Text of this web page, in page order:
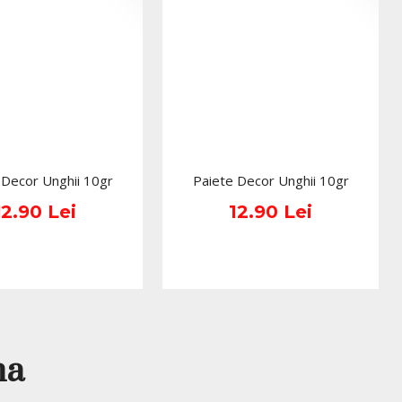
delicat și pregătește patul unghial pentru o aderență
Unghii 10gr
Lei
Paiete Decor Unghii 10gr
12.90 Lei